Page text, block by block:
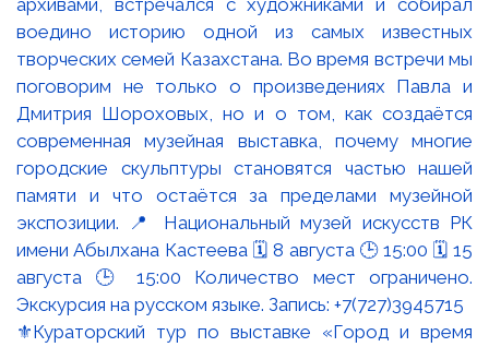
⚜️Кураторский тур по выставке «Город и время